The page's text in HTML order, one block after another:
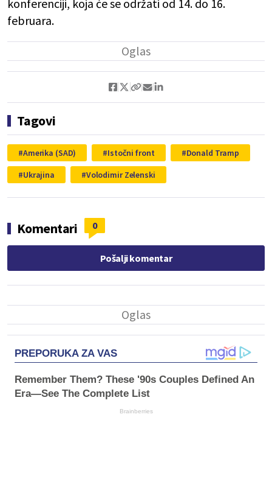
konferenciji, koja će se održati od 14. do 16.
februara.
Tagovi
Amerika (SAD) Istočni front
Donald Tramp
Ukrajina
Volodimir Zelenski
Komentari 0
Pošalji komentar
PREPORUKA ZA VAS
Remember Them? These '90s Couples Defined An
Era—See The Complete List
Brainberries